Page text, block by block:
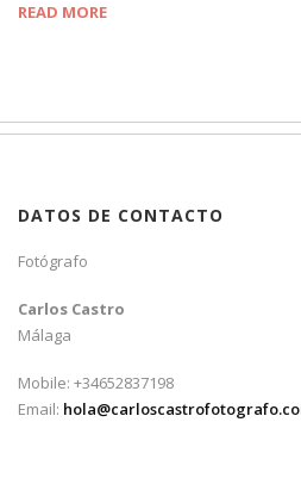
READ MORE
DATOS DE CONTACTO
Fotógrafo
Carlos Castro
Málaga
Mobile: +34652837198
Email: